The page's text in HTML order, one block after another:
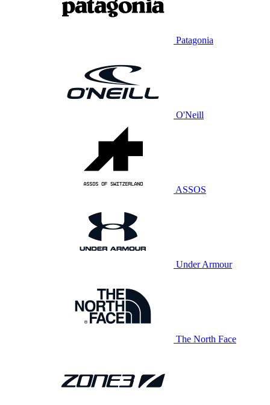
Patagonia
O'Neill
ASSOS
Under Armour
The North Face